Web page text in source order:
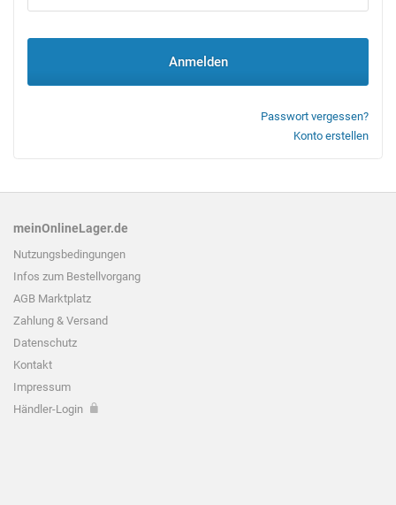
Anmelden
Passwort vergessen?
Konto erstellen
meinOnlineLager.de
Nutzungsbedingungen
Infos zum Bestellvorgang
AGB Marktplatz
Zahlung & Versand
Datenschutz
Kontakt
Impressum
Händler-Login